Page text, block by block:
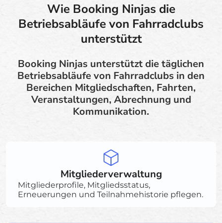
Wie Booking Ninjas die
Betriebsabläufe von Fahrradclubs
unterstützt
Booking Ninjas unterstützt die täglichen
Betriebsabläufe von Fahrradclubs in den
Bereichen Mitgliedschaften, Fahrten,
Veranstaltungen, Abrechnung und
Kommunikation.
Mitgliederverwaltung
Mitgliederprofile, Mitgliedsstatus,
Erneuerungen und Teilnahmehistorie pflegen.